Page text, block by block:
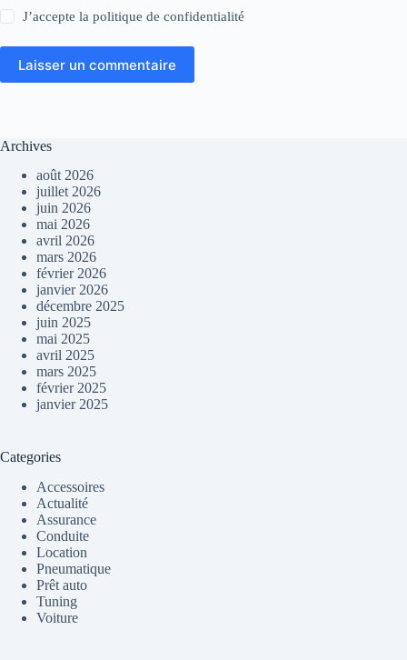
J’accepte lapolitique de confidentialité
Laisser un commentaire
Archives
août 2026
juillet 2026
juin 2026
mai 2026
avril 2026
mars 2026
février 2026
janvier 2026
décembre 2025
juin 2025
mai 2025
avril 2025
mars 2025
février 2025
janvier 2025
Categories
Accessoires
Actualité
Assurance
Conduite
Location
Pneumatique
Prêt auto
Tuning
Voiture